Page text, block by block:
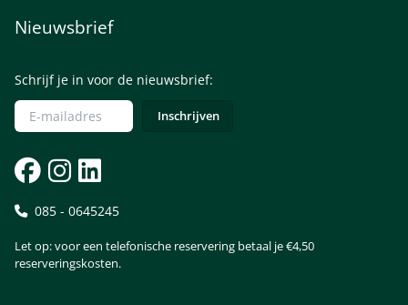
Nieuwsbrief
Schrijf je in voor de nieuwsbrief:
085 - 0645245
Let op: voor een telefonische reservering betaal je €4,50
reserveringskosten.